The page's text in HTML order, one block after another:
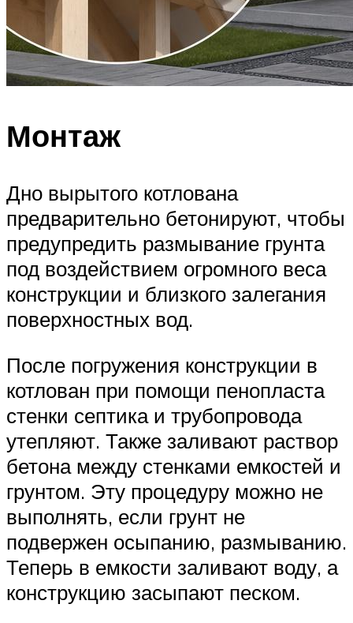
Монтаж
Дно вырытого котлована
предварительно бетонируют, чтобы
предупредить размывание грунта
под воздействием огромного веса
конструкции и близкого залегания
поверхностных вод.
После погружения конструкции в
котлован при помощи пенопласта
стенки септика и трубопровода
утепляют. Также заливают раствор
бетона между стенками емкостей и
грунтом. Эту процедуру можно не
выполнять, если грунт не
подвержен осыпанию, размыванию.
Теперь в емкости заливают воду, а
конструкцию засыпают песком.